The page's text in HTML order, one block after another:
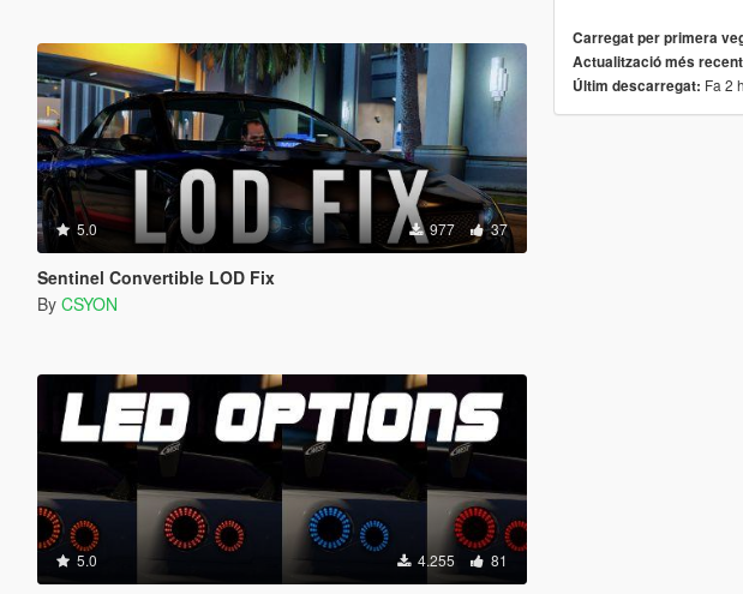
5.0 977 37
Sentinel Convertible LOD Fix
By CSYON
5.0 4.255 81
Carregat per primera
Actualització més
Últim descarregat: Fa 2